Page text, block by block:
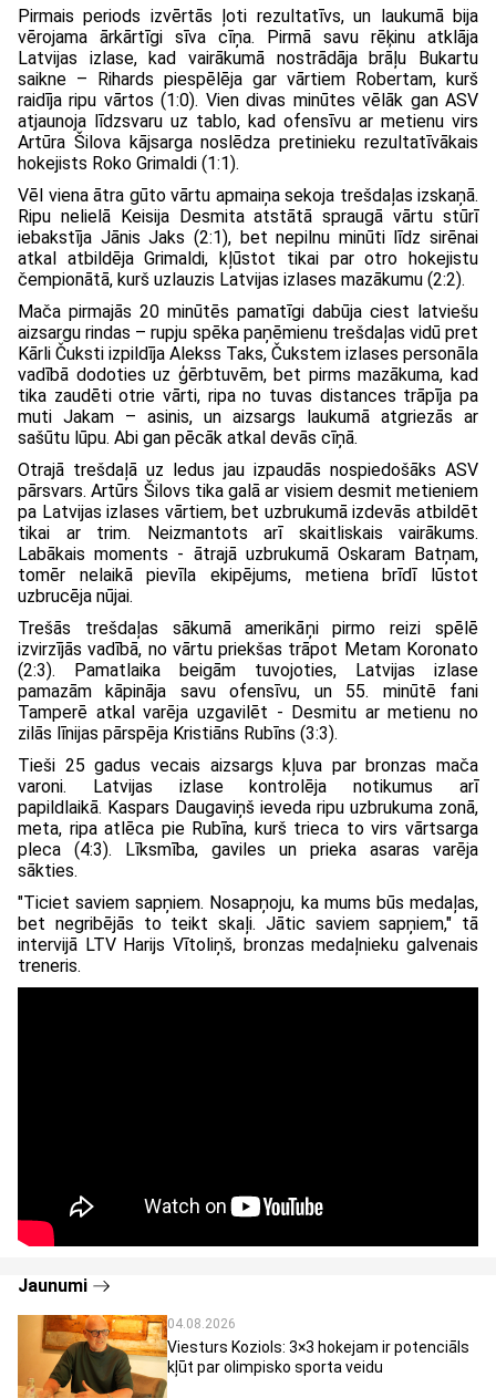
Pirmais periods izvērtās ļoti rezultatīvs, un laukumā bija
vērojama ārkārtīgi sīva cīņa. Pirmā savu rēķinu atklāja
Latvijas izlase, kad vairākumā nostrādāja brāļu Bukartu
saikne – Rihards piespēlēja gar vārtiem Robertam, kurš
raidīja ripu vārtos (1:0). Vien divas minūtes vēlāk gan ASV
atjaunoja līdzsvaru uz tablo, kad ofensīvu ar metienu virs
Artūra Šilova kājsarga noslēdza pretinieku rezultatīvākais
hokejists Roko Grimaldi (1:1).
Vēl viena ātra gūto vārtu apmaiņa sekoja trešdaļas izskaņā.
Ripu nelielā Keisija Desmita atstātā spraugā vārtu stūrī
iebakstīja Jānis Jaks (2:1), bet nepilnu minūti līdz sirēnai
atkal atbildēja Grimaldi, kļūstot tikai par otro hokejistu
čempionātā, kurš uzlauzis Latvijas izlases mazākumu (2:2).
Mača pirmajās 20 minūtēs pamatīgi dabūja ciest latviešu
aizsargu rindas – rupju spēka paņēmienu trešdaļas vidū pret
Kārli Čuksti izpildīja Alekss Taks, Čukstem izlases personāla
vadībā dodoties uz ģērbtuvēm, bet pirms mazākuma, kad
tika zaudēti otrie vārti, ripa no tuvas distances trāpīja pa
muti Jakam – asinis, un aizsargs laukumā atgriezās ar
sašūtu lūpu. Abi gan pēcāk atkal devās cīņā.
Otrajā trešdaļā uz ledus jau izpaudās nospiedošāks ASV
pārsvars. Artūrs Šilovs tika galā ar visiem desmit metieniem
pa Latvijas izlases vārtiem, bet uzbrukumā izdevās atbildēt
tikai ar trim. Neizmantots arī skaitliskais vairākums.
Labākais moments - ātrajā uzbrukumā Oskaram Batņam,
tomēr nelaikā pievīla ekipējums, metiena brīdī lūstot
uzbrucēja nūjai.
Trešās trešdaļas sākumā amerikāņi pirmo reizi spēlē
izvirzījās vadībā, no vārtu priekšas trāpot Metam Koronato
(2:3). Pamatlaika beigām tuvojoties, Latvijas izlase
pamazām kāpināja savu ofensīvu, un 55. minūtē fani
Tamperē atkal varēja uzgavilēt - Desmitu ar metienu no
zilās līnijas pārspēja Kristiāns Rubīns (3:3).
Tieši 25 gadus vecais aizsargs kļuva par bronzas mača
varoni. Latvijas izlase kontrolēja notikumus arī
papildlaikā. Kaspars Daugaviņš ieveda ripu uzbrukuma zonā,
meta, ripa atlēca pie Rubīna, kurš trieca to virs vārtsarga
pleca (4:3). Līksmība, gaviles un prieka asaras varēja
sākties.
"Ticiet saviem sapņiem. Nosapņoju, ka mums būs medaļas,
bet negribējās to teikt skaļi. Jātic saviem sapņiem," tā
intervijā LTV Harijs Vītoliņš, bronzas medaļnieku galvenais
treneris.
Jaunumi
04.08.2026
Viesturs Koziols: 3×3 hokejam ir potenciāls
kļūt par olimpisko sporta veidu